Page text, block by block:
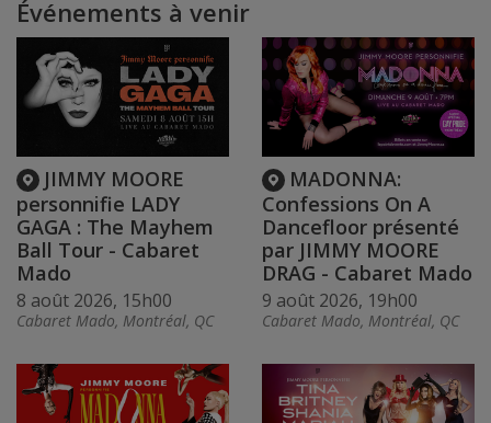
Événements à venir
JIMMY MOORE
personnifie LADY
GAGA : The Mayhem
Ball Tour - Cabaret
Mado
8 août 2026, 15h00
Cabaret Mado, Montréal, QC
MADONNA:
Confessions On A
Dancefloor présenté
par JIMMY MOORE
DRAG - Cabaret Mado
9 août 2026, 19h00
Cabaret Mado, Montréal, QC